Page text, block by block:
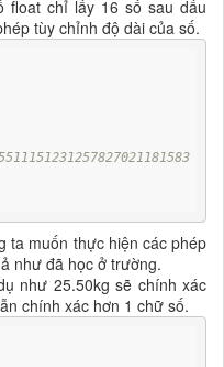
float chỉ lấy 16 số sau dấu
tùy chỉnh độ dài của số.
ta muốn thực hiện các phép
như đã học ở trường.
như 25.50kg sẽ chính xác
chính xác hơn 1 chữ số.